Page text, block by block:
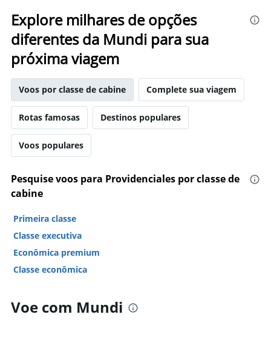
Explore milhares de opções
diferentes da Mundi para sua
próxima viagem
Voos por classe de cabine Complete sua viagem
Rotas famosas Destinos populares
Voos populares
Pesquise voos para Providenciales por classe de
cabine
Primeira classe
Classe executiva
Econômica premium
Classe econômica
Voe com Mundi